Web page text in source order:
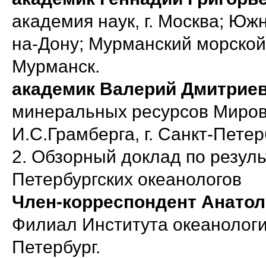
академия наук, г. Москва;
на-Дону; Мурманский
Мурманск.
академик Валерий
минеральных ресурсов
И.С.Грамберга, г. Санкт-
2. Обзорный доклад по
Петербургских океанологов
Член-корреспондент
Филиал Института
Петербург.